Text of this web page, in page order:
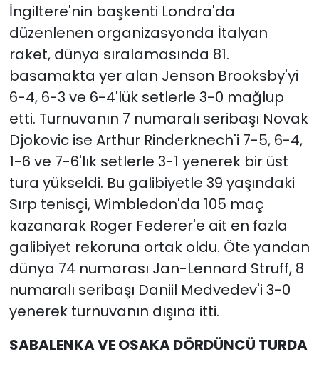
İngiltere'nin başkenti Londra'da
düzenlenen organizasyonda İtalyan
raket, dünya sıralamasında 81.
basamakta yer alan Jenson Brooksby'yi
6-4, 6-3 ve 6-4'lük setlerle 3-0 mağlup
etti. Turnuvanın 7 numaralı seribaşı Novak
Djokovic ise Arthur Rinderknech'i 7-5, 6-4,
1-6 ve 7-6'lık setlerle 3-1 yenerek bir üst
tura yükseldi. Bu galibiyetle 39 yaşındaki
Sırp tenisçi, Wimbledon'da 105 maç
kazanarak Roger Federer'e ait en fazla
galibiyet rekoruna ortak oldu. Öte yandan
dünya 74 numarası Jan-Lennard Struff, 8
numaralı seribaşı Daniil Medvedev'i 3-0
yenerek turnuvanın dışına itti.
SABALENKA VE OSAKA DÖRDÜNCÜ TURDA